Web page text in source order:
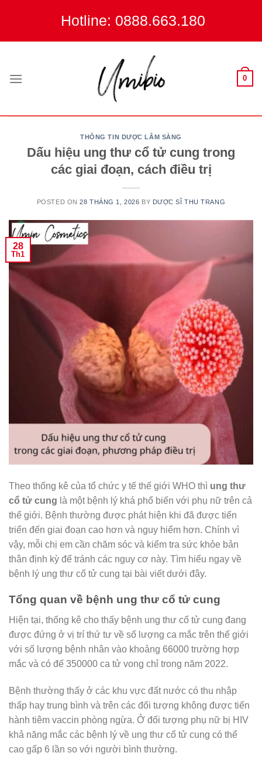
Hotline: 0888.663.180
0
THÔNG TIN DƯỢC LÂM SÀNG
Dấu hiệu ung thư cổ tử cung trong
các giai đoạn, cách điều trị
POSTED ON28 THÁNG 1, 2026 BY DƯỢC SĨ THU TRANG
28
Th1
Theo thống kê của tổ chức y tế thế giới WHO thì ung thư
cổ tử cung là một bệnh lý khá phổ biến với phụ nữ trên cả
thế giới. Bệnh thường được phát hiện khi đã được tiến
triển đến giai đoạn cao hơn và nguy hiểm hơn. Chính vì
vậy, mỗi chị em cần chăm sóc và kiểm tra sức khỏe bản
thân định kỳ để tránh các nguy cơ này. Tìm hiểu ngay về
bệnh lý ung thư cổ tử cung tại bài viết dưới đây.
Tổng quan về bệnh ung thư cổ tử cung
Hiện tại, thống kê cho thấy bệnh ung thư cổ tử cung đang
được đứng ở vị trí thứ tư về số lượng ca mắc trên thế giới
với số lượng bệnh nhân vào khoảng 66000 trường hợp
mắc và có đế 350000 ca tử vong chỉ trong năm 2022.
Bệnh thường thấy ở các khu vực đất nước có thu nhập
thấp hay trung bình và trên các đối tượng không được tiến
hành tiêm vaccin phòng ngừa. Ở đối tượng phụ nữ bị HIV
khả năng mắc các bệnh lý về ung thư cổ tử cung có thể
cao gấp 6 lần so với người bình thường.